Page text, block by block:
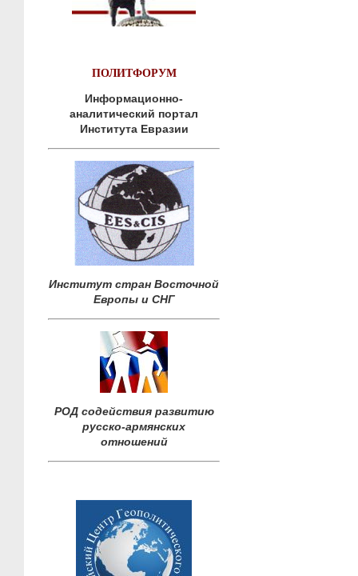
ПОЛИТФОРУМ
Информационно-
аналитический портал
Института Евразии
Институт стран Восточной
Европы и СНГ
РОД содействия развитию
русско-армянских
отношений